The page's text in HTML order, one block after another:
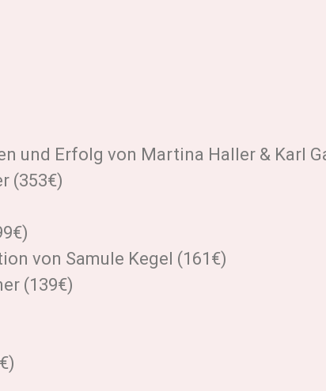
und Erfolg von Martina Haller & Karl
(353€)
von Samule Kegel (161€)
(139€)